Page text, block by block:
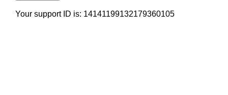
Your support ID is: 14141199132179360105